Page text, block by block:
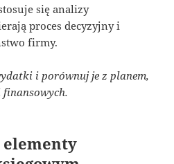
się analizy
proces decyzyjny i
firmy.
i porównuj je z planem,